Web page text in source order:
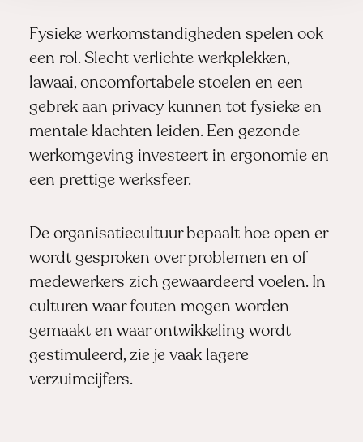
Fysieke werkomstandigheden spelen ook
een rol. Slecht verlichte werkplekken,
lawaai, oncomfortabele stoelen en een
gebrek aan privacy kunnen tot fysieke en
mentale klachten leiden. Een gezonde
werkomgeving investeert in ergonomie en
een prettige werksfeer.
De organisatiecultuur bepaalt hoe open er
wordt gesproken over problemen en of
medewerkers zich gewaardeerd voelen. In
culturen waar fouten mogen worden
gemaakt en waar ontwikkeling wordt
gestimuleerd, zie je vaak lagere
verzuimcijfers.